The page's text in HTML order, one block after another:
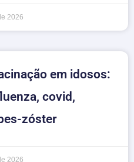
2026
em idosos:
covid,
zóster
2026